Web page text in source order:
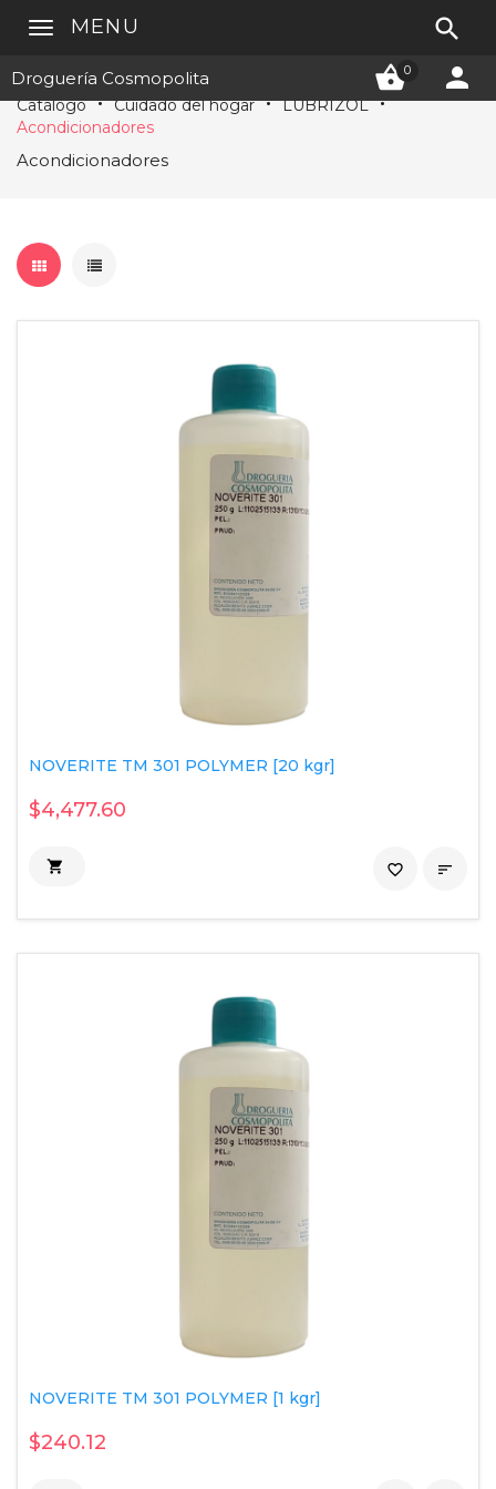
Droguería Cosmopolita 0 
MENU 
Catálogo Cuidado del hogar
LUBRIZOL
Acondicionadores
Acondicionadores
NOVERITE TM 301 POLYMER [20 kgr]
$4,477.60
 
favorite_border
NOVERITE TM 301 POLYMER [1 kgr]
$240.12